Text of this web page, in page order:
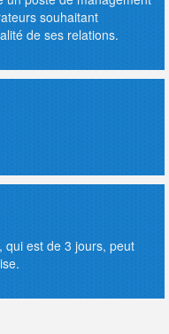
souhaitant
de ses relations.
qui est de 3 jours, peut